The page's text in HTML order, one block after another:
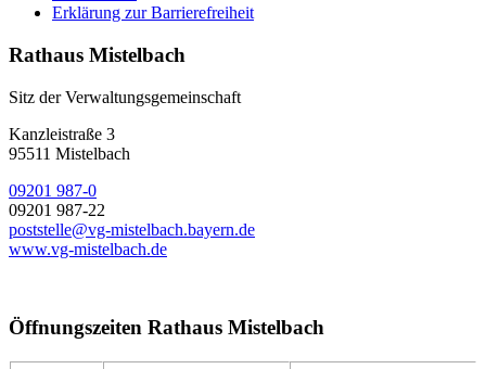
Erklärung zur Barrierefreiheit
Rathaus Mistelbach
Sitz der Verwaltungsgemeinschaft
Kanzleistraße 3
95511 Mistelbach
09201 987-0
09201 987-22
poststelle@vg-mistelbach.bayern.de
www.vg-mistelbach.de
Öffnungszeiten Rathaus Mistelbach